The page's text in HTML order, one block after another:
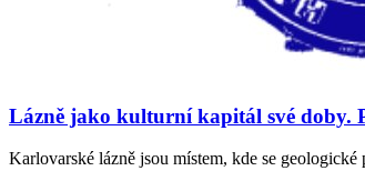
Lázně jako kulturní kapitál své doby.
Karlovarské lázně jsou místem, kde se